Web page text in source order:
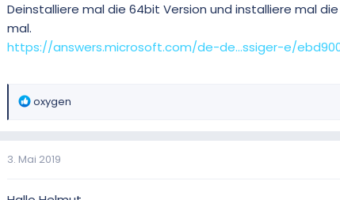
Deinstalliere mal die 64bit Version und installiere mal
mal.
https://answers.microsoft.com/de-de...ssiger-e/
R
t
o
oxygen
3. Mai 2019